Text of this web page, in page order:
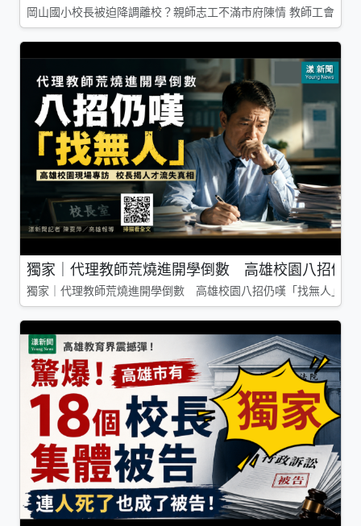
岡山國小校長被迫降調離校？親師志工不滿市府陳情 教師工會槓
獨家｜代理教師荒燒進開學倒數 高雄校園八招仍
獨家｜代理教師荒燒進開學倒數 高雄校園八招仍嘆「找無人」